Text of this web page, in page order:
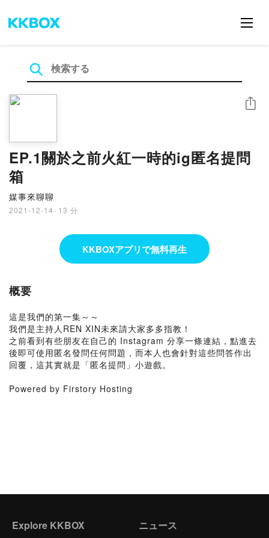
EP.1關於之前火紅一時的ig匿名提問
箱
媒事來聊聊
2021-12-14 · 13 分
シェア
KKBOXアプリで無料再生
概要
這是我們的第一集～～
我們是主持人REN XIN未來請大家多多指教！
之前看到有些朋友在自己的 Instagram 分享一條連結，點進去
後即可使用匿名發問任何問題，而本人也會針對這些問答作出
回覆，這其實就是「匿名提問」小遊戲。
Powered by Firstory Hosting
Explore KKBOX ニュース